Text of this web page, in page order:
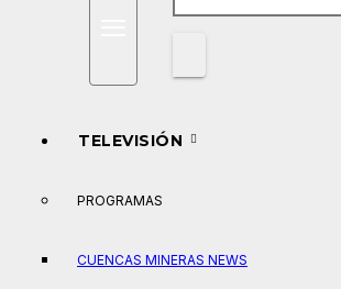
TELEVISIÓN
PROGRAMAS
CUENCAS MINERAS NEWS